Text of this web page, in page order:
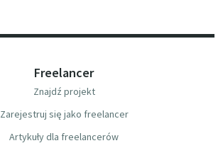
Freelancer
Znajdź projekt
Zarejestruj się jako freelancer
Artykuły dla freelancerów